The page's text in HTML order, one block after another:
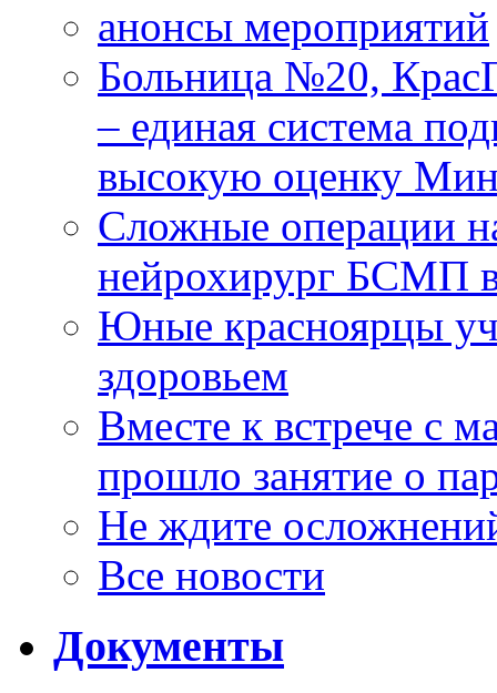
анонсы мероприятий
Больница №20,
– единая система
высокую оценку
Сложные операции
нейрохирург БСМП
Юные красноярцы
здоровьем
Вместе к встрече с
прошло занятие о
Не ждите
Все новости
Документы